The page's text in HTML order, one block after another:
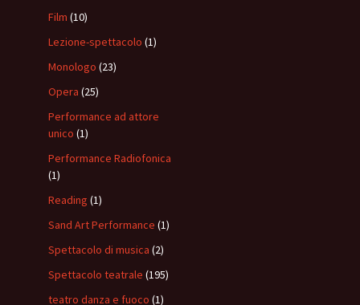
Film (10)
Lezione-spettacolo (1)
Monologo (23)
Opera (25)
Performance ad attore
unico (1)
Performance Radiofonica
(1)
Reading (1)
Sand Art Performance (1)
Spettacolo di musica (2)
Spettacolo teatrale (195)
teatro danza e fuoco (1)